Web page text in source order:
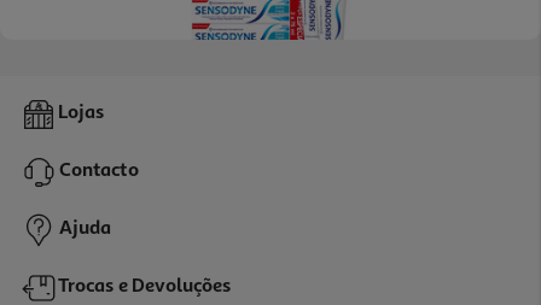
Pasta De Dentes Extra Fresh Sensodyne 2x75ml
5,99 €
Lojas
Contacto
Ajuda
Trocas e Devoluções